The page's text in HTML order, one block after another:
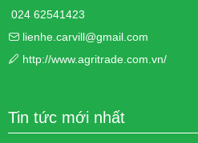
024 62541423
lienhe.carvill@gmail.com
http://www.agritrade.com.vn/
Tin tức mới nhất